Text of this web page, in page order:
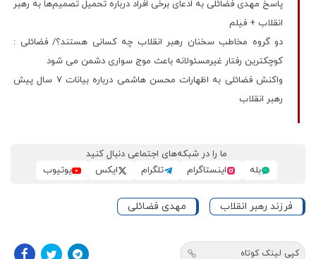
پاسخ مهدی فضائلی به ادعای برخی افراد درباره تحمیل تصمیم‌ها به رهبر
انقلاب + فیلم
دو گروه مخاطب سخنان رهبر انقلاب چه کسانی هستند؟/ فضائلی :
کوچکترین رفتار غیرمسئولانه باعث موج سواری دشمن می شود
واکنش فضائلی به اظهارات محسن هاشمی درباره بیانات ۷ سال پیش
رهبر انقلاب
ما را در شبکه‌های اجتماعی دنبال کنید
بله
اینستاگرام تلگرام ایکس یوتیوب
فرزند رهبر انقلاب مهدی فضائلی
کپی لینک کوتاه